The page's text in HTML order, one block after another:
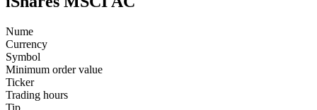
Nume
Currency
Symbol
Minimum order value
Ticker
Trading hours
Tip